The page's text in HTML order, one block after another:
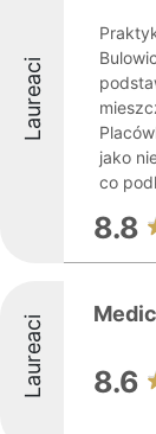
Laureaci
jako
co
8.8
Laureaci 8.6